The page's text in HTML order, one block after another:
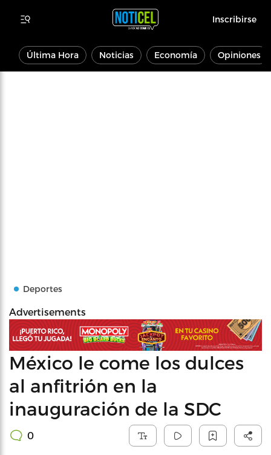
Inscribirse
Última Hora Noticias Economía Opiniones
Deportes
Advertisements
México le come los dulces
al anfitrión en la
inauguración de la SDC
0